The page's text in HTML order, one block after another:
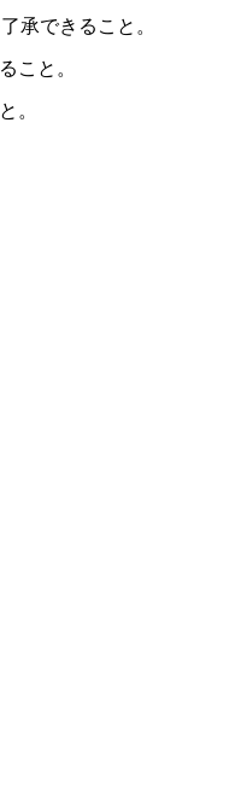
承できること。
こと。
。